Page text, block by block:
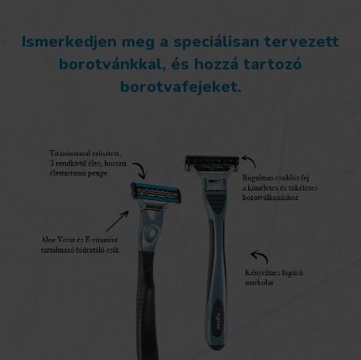
Ismerkedjen meg a speciálisan tervezett
borotvánkkal, és hozzá tartozó
borotvafejeket.